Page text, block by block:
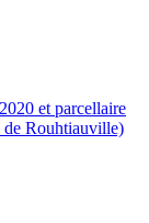
et parcellaire
de Rouhtiauville)